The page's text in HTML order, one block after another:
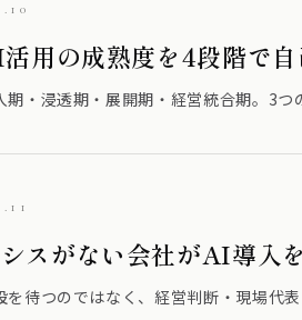
用の成熟度を4段階で
期・浸透期・展開期・経営統合期。3
スがない会社がAI導入
を待つのではなく、経営判断・現場代